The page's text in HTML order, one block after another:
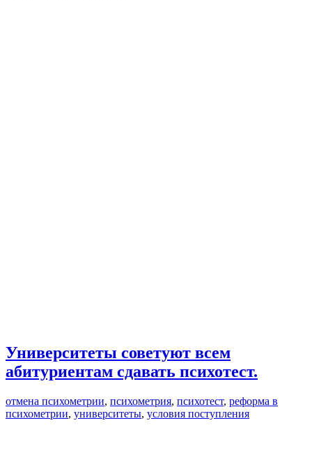
Университеты советуют всем
абитуриентам сдавать психотест.
отмена психометрии, психометрия, психотест, реформа в
психометрии, университеты, условия поступления